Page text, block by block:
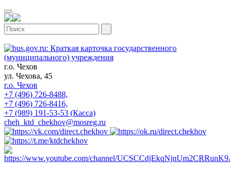
г.о. Чехов
ул. Чехова, 45
г.о. Чехов
+7 (496) 726-8488,
+7 (496) 726-8416,
+7 (989) 191-53-53 (Касса)
cheh_ktd_chekhov@mosreg.ru